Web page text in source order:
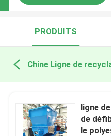
PRODUITS
Chine Ligne de
ligne
de
le